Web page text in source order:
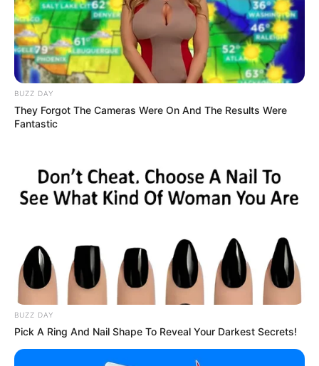
STYLE
10 Variasi Ombre Pirang, Warna
BUZZ DAY
They Forgot The Cameras Were On And The Results Were
Fantastic
BUZZ DAY
Pick A Ring And Nail Shape To Reveal Your Darkest Secrets!